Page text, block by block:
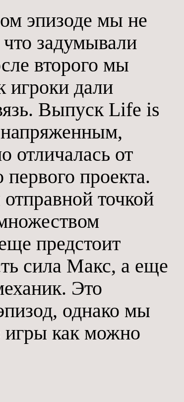
эпизоде мы не
задумывали
второго мы
игроки дали
Выпуск Life is
отличалась от
проекта.
точкой
предстоит
сила Макс, а еще
Это
однако мы
игры как можно